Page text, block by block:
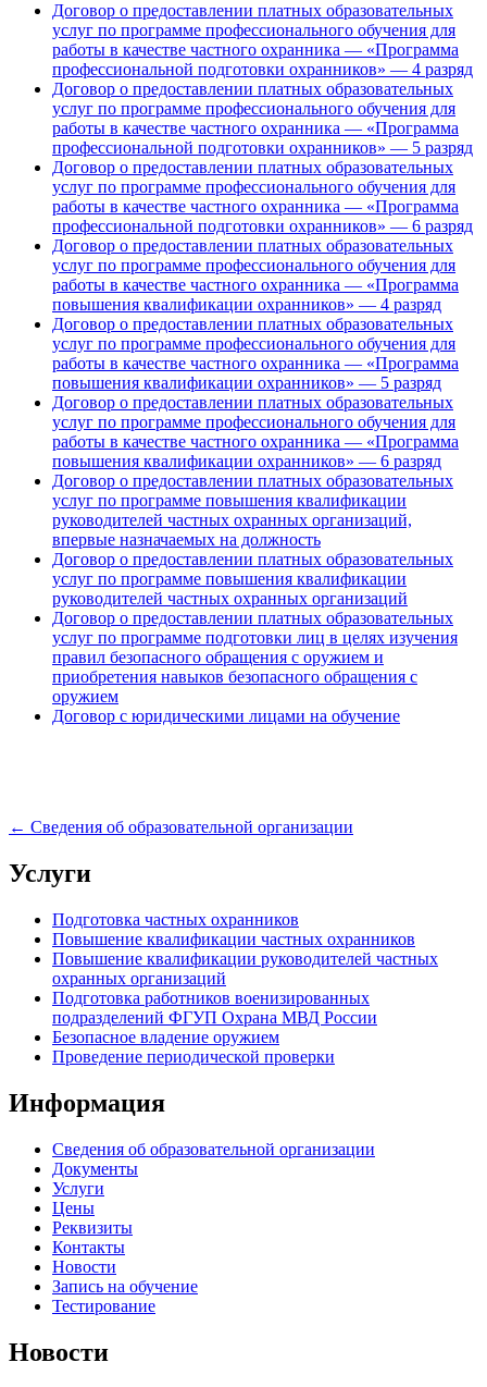
Договор о предоставлении платных образовательных
услуг по программе профессионального обучения для
работы в качестве частного охранника — «Программа
профессиональной подготовки охранников» — 4 разряд
Договор о предоставлении платных образовательных
услуг по программе профессионального обучения для
работы в качестве частного охранника — «Программа
профессиональной подготовки охранников» — 5 разряд
Договор о предоставлении платных образовательных
услуг по программе профессионального обучения для
работы в качестве частного охранника — «Программа
профессиональной подготовки охранников» — 6 разряд
Договор о предоставлении платных образовательных
услуг по программе профессионального обучения для
работы в качестве частного охранника — «Программа
повышения квалификации охранников» — 4 разряд
Договор о предоставлении платных образовательных
услуг по программе профессионального обучения для
работы в качестве частного охранника — «Программа
повышения квалификации охранников» — 5 разряд
Договор о предоставлении платных образовательных
услуг по программе профессионального обучения для
работы в качестве частного охранника — «Программа
повышения квалификации охранников» — 6 разряд
Договор о предоставлении платных образовательных
услуг по программе повышения квалификации
руководителей частных охранных организаций,
впервые назначаемых на должность
Договор о предоставлении платных образовательных
услуг по программе повышения квалификации
руководителей частных охранных организаций
Договор о предоставлении платных образовательных
услуг по программе подготовки лиц в целях изучения
правил безопасного обращения с оружием и
приобретения навыков безопасного обращения с
оружием
Договор с юридическими лицами на обучение
← Сведения об образовательной организации
Услуги
Подготовка частных охранников
Повышение квалификации частных охранников
Повышение квалификации руководителей частных
охранных организаций
Подготовка работников военизированных
подразделений ФГУП Охрана МВД России
Безопасное владение оружием
Проведение периодической проверки
Информация
Сведения об образовательной организации
Документы
Услуги
Цены
Реквизиты
Контакты
Новости
Запись на обучение
Тестирование
Новости